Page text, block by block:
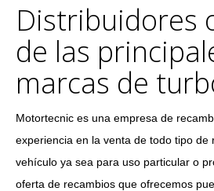
Distribuidores
de las
marcas de
Motortecnic es una empresa de
experiencia en la venta de todo tipo de
vehículo ya sea para uso particular o
oferta de recambios que ofrecemos